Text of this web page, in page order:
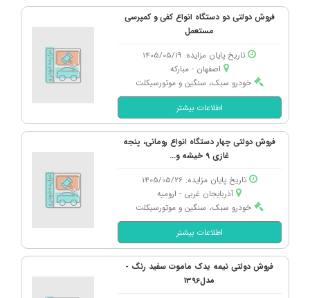
فروش دولتی دو دستگاه انواع کفی و کمپرسی
مستعمل
تاریخ پایان مزایده: 1405/05/19
اصفهان - مباركه
خودرو سبک، سنگین و موتورسیکلت
اطلاعات بیشتر
فروش دولتی چهار دستگاه انواع رومانی، پنجه
غازی 9 خیشه و...
تاریخ پایان مزایده: 1405/05/26
آذربایجان غربی - ارومیه
خودرو سبک، سنگین و موتورسیکلت
اطلاعات بیشتر
فروش دولتی نیمه یدک ماموت سفید رنگ -
مدل1396